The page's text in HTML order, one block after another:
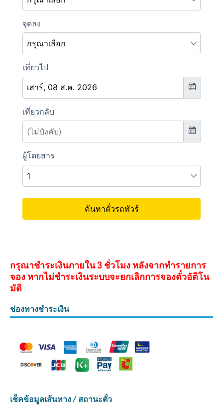
กรุณาชำระเงินภายใน 3 ชั่วโมง หลังจากทำรายการ
จอง หากไม่ชำระเงินระบบจะยกเลิกการจองตั๋วอัติโน
มัติ
ช่องทางชำระเงิน
เช็คข้อมูลเส้นทาง / สถานะตั๋ว